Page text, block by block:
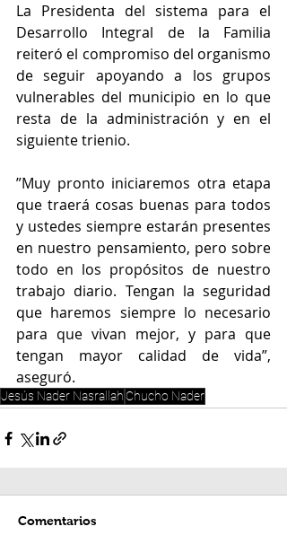
La Presidenta del sistema para el
Desarrollo Integral de la Familia
reiteró el compromiso del organismo
de seguir apoyando a los grupos
vulnerables del municipio en lo que
resta de la administración y en el
siguiente trienio.
”Muy pronto iniciaremos otra etapa
que traerá cosas buenas para todos
y ustedes siempre estarán presentes
en nuestro pensamiento, pero sobre
todo en los propósitos de nuestro
trabajo diario. Tengan la seguridad
que haremos siempre lo necesario
para que vivan mejor, y para que
tengan mayor calidad de vida”,
aseguró.
Jesús Nader Nasrallah Chucho Nader
Comentarios